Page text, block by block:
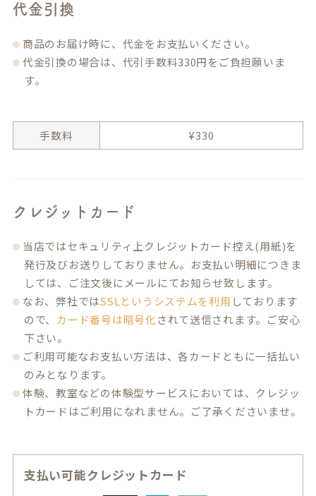
代金引換
商品のお届け時に、代金をお支払いください。
代金引換の場合は、代引手数料330円をご負担願いま
す。
手数料 ¥330
クレジットカード
当店ではセキュリティ上クレジットカード控え(用紙)を
発行及びお送りしておりません。お支払い明細につきま
しては、ご注文後にメールにてお知らせ致します。
なお、弊社ではSSLというシステムを利用 しております
ので、 カード番号は暗号化されて送信されます。ご安心
下さい。
ご利用可能なお支払い方法は、各カードともに一括払い
のみとなります。
体験、教室などの体験型サービスにおいては、クレジッ
トカードはご利用になれません。ご了承くださいませ。
支払い可能クレジットカード